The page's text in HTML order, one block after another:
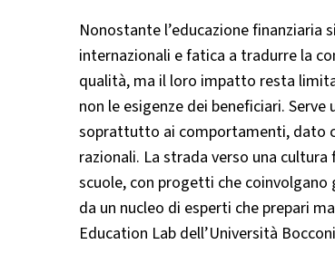
Nonostante l’educazione
internazionali e fatica a tradurre la
qualità, ma il loro impatto resta
non le esigenze dei beneficiari.
soprattutto ai comportamenti, dato
razionali. La strada verso una
scuole, con progetti che
da un nucleo di esperti che prepari
Education Lab dell’Università